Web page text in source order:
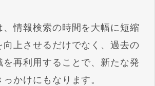
、情報検索の時間を大幅に短縮
向上させるだけでなく、過去の
を再利用することで、新たな発
かけにもなります。